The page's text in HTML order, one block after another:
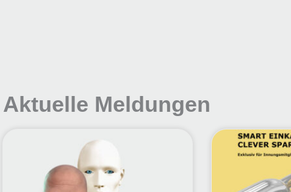
Aktuelle Meldungen